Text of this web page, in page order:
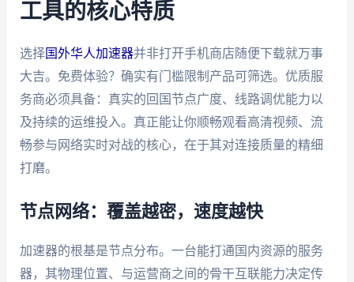
工具的核心特质
选择国外华人加速器并非打开手机商店随便下载就万事
大吉。免费体验？确实有门槛限制产品可筛选。优质服
务商必须具备：真实的回国节点广度、线路调优能力以
及持续的运维投入。真正能让你顺畅观看高清视频、流
畅参与网络实时对战的核心，在于其对连接质量的精细
打磨。
节点网络：覆盖越密，速度越快
加速器的根基是节点分布。一台能打通国内资源的服务
器，其物理位置、与运营商之间的骨干互联能力决定传